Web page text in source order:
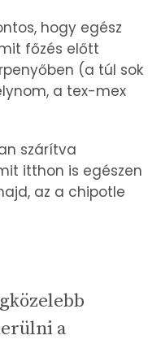
hogy egész
főzés előtt
(a túl sok
a tex-mex
szárítva
itthon is egészen
az a chipotle
a